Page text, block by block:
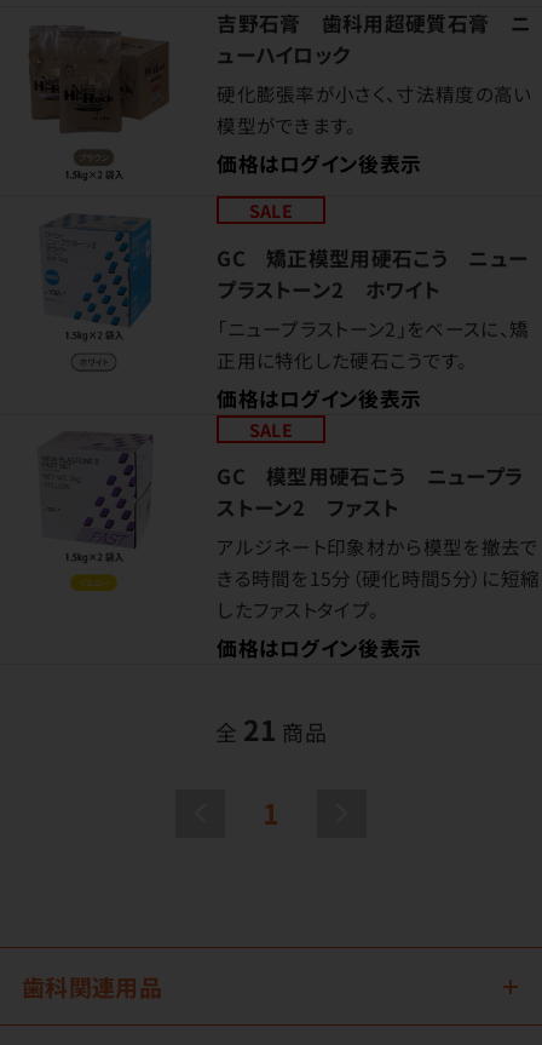
吉野石膏 歯科用超硬質石膏 ニ
ューハイロック
硬化膨張率が小さく、寸法精度の高い
模型ができます。
価格はログイン後表示
SALE
GC 矯正模型用硬石こう ニュー
プラストーン2 ホワイト
「ニュープラストーン2」をベースに、矯
正用に特化した硬石こうです。
価格はログイン後表示
SALE
GC 模型用硬石こう ニュープラ
ストーン2 ファスト
アルジネート印象材から模型を撤去で
きる時間を15分（硬化時間5分）に短縮
したファストタイプ。
価格はログイン後表示
全 21 商品
1
歯科関連用品